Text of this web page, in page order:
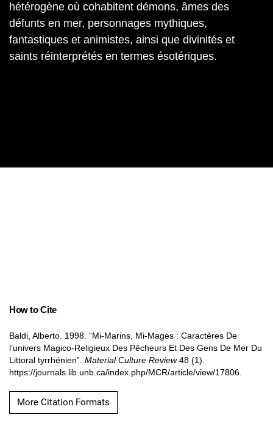
hétérogène où cohabitent démons, âmes des
défunts en mer, personnages mythiques,
fantastiques et animistes, ainsi que divinités et
saints réinterprétés en termes ésotériques.
How to Cite
Baldi, Alberto. 1998. “Mi-Marins, Mi-Mages : Caractères De
l’univers Magico-Religieux Des Pêcheurs Et Des Gens De Mer Du
Littoral tyrrhénien”. Material Culture Review48 (1).
https://journals.lib.unb.ca/index.php/MCR/article/view/17806.
More Citation Formats